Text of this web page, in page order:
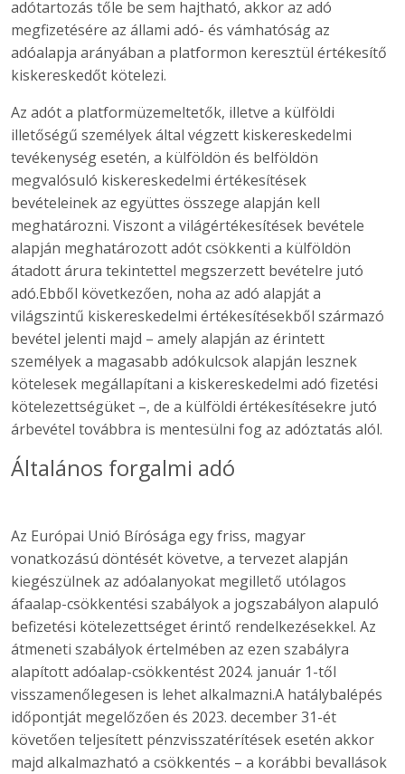
adótartozás tőle be sem hajtható, akkor az adó
megfizetésére az állami adó- és vámhatóság az
adóalapja arányában a platformon keresztül értékesítő
kiskereskedőt kötelezi.
Az adót a platformüzemeltetők, illetve a külföldi
illetőségű személyek által végzett kiskereskedelmi
tevékenység esetén, a külföldön és belföldön
megvalósuló kiskereskedelmi értékesítések
bevételeinek az együttes összege alapján kell
meghatározni. Viszont a világértékesítések bevétele
alapján meghatározott adót csökkenti a külföldön
átadott árura tekintettel megszerzett bevételre jutó
adó.Ebből következően, noha az adó alapját a
világszintű kiskereskedelmi értékesítésekből származó
bevétel jelenti majd – amely alapján az érintett
személyek a magasabb adókulcsok alapján lesznek
kötelesek megállapítani a kiskereskedelmi adó fizetési
kötelezettségüket –, de a külföldi értékesítésekre jutó
árbevétel továbbra is mentesülni fog az adóztatás alól.
Általános forgalmi adó
Az Európai Unió Bírósága egy friss, magyar
vonatkozású döntését követve, a tervezet alapján
kiegészülnek az adóalanyokat megillető utólagos
áfaalap-csökkentési szabályok a jogszabályon alapuló
befizetési kötelezettséget érintő rendelkezésekkel. Az
átmeneti szabályok értelmében az ezen szabályra
alapított adóalap-csökkentést 2024. január 1-től
visszamenőlegesen is lehet alkalmazni.A hatálybalépés
időpontját megelőzően és 2023. december 31-ét
követően teljesített pénzvisszatérítések esetén akkor
majd alkalmazható a csökkentés – a korábbi bevallások